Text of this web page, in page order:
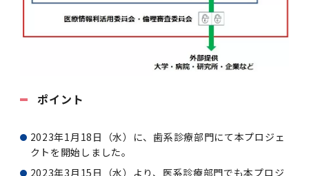
2015年度
2011年度
情報システムポータル
ポイント
2023年1月18日（水）に、歯系診療部門にて本プロジェ
クトを開始しました。
2023年3月15日（水）より、医系診療部門でも本プロジ